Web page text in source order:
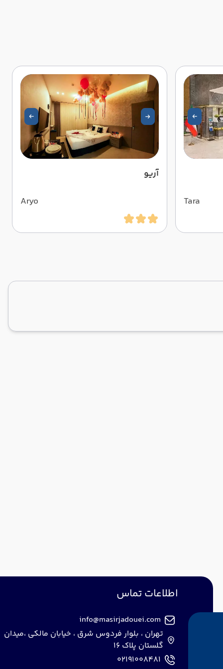
Tara
آریو
Aryo
اطلاعات تماس
info@masirjadouei.com
تهران ، بلوار فردوس شرق ، خیابان مالکی ،میدان
گلستان پلاک 16
02191008481